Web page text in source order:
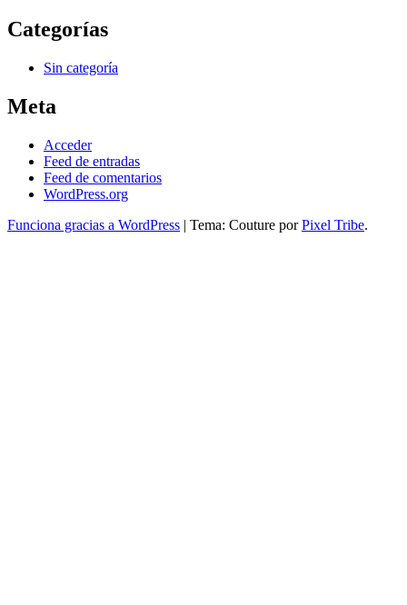
Categorías
Sin categoría
Meta
Acceder
Feed de entradas
Feed de comentarios
WordPress.org
Funciona gracias a WordPress | Tema: Couture porPixel Tribe.